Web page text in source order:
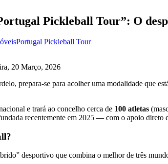
Pickleball Tour”: O
Portugal Pickleball Tour
20 Março, 2026
prepara-se para acolher uma modalidade que
e trará ao concelho cerca de 100 atletas
recentemente em 2025 — com o apoio direto
desportivo que combina o melhor de três